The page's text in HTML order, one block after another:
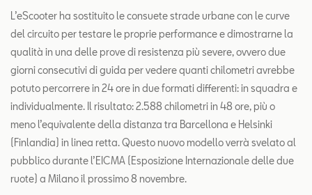
L’eScooter ha sostituito le consuete strade urbane con le curve
del circuito per testare le proprie performance e dimostrarne la
qualità in una delle prove di resistenza più severe, ovvero due
giorni consecutivi di guida per vedere quanti chilometri avrebbe
potuto percorrere in 24 ore in due formati differenti: in squadra e
individualmente. Il risultato: 2.588 chilometri in 48 ore, più o
meno l’equivalente della distanza tra Barcellona e Helsinki
(Finlandia) in linea retta. Questo nuovo modello verrà svelato al
pubblico durante l’EICMA (Esposizione Internazionale delle due
ruote) a Milano il prossimo 8 novembre.